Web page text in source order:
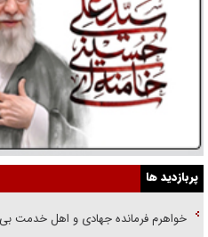
پربازدید ها
خواهرم فرمانده جهادی و اهل خدمت